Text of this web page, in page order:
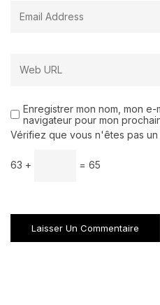
Enregistrer mon nom, mon e-
navigateur pour mon
Vérifiez que vous n'êtes pas
63 + = 65